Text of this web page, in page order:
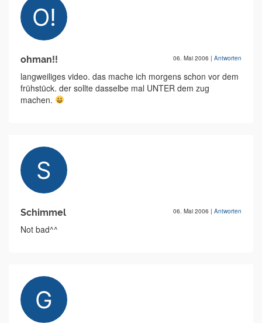
ohman!! 06. Mai 2006 | Antworten
langweiliges video. das mache ich morgens schon vor dem
frühstück. der sollte dasselbe mal UNTER dem zug
machen.
Schimmel 06. Mai 2006 | Antworten
Not bad^^